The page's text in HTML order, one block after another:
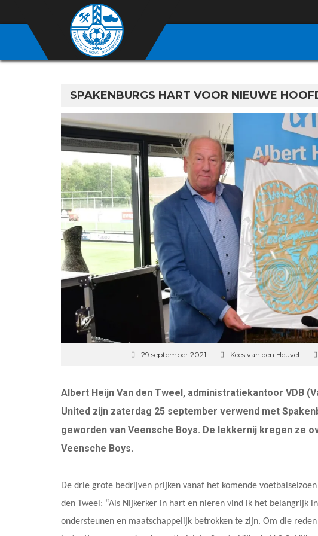
SPAKENBURGS HART VOOR NIEUWE
29 september 2021 Kees van den Heuvel
Albert Heijn Van den Tweel, administratiekantoor VDB
United zijn zaterdag 25 september verwend met
geworden van Veensche Boys. De lekkernij kregen ze
Veensche Boys.
De drie grote bedrijven prijken vanaf het komende
den Tweel: “Als Nijkerker in hart en nieren vind ik het belangrijk
ondersteunen en maatschappelijk betrokken te zijn. Om die